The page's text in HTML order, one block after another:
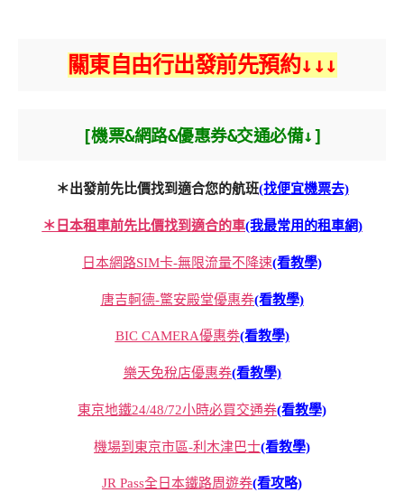
關東自由行出發前先預約↓↓↓
[機票&網路&優惠券&交通必備↓]
＊出發前先比價找到適合您的航班(找便宜機票去)
＊日本租車前先比價找到適合的車(我最常用的租車網)
日本網路SIM卡-無限流量不降速(看教學)
唐吉軻德-驚安殿堂優惠券(看教學)
BIC CAMERA優惠劵(看教學)
樂天免稅店優惠券(看教學)
東京地鐵24/48/72小時必買交通券(看教學)
機場到東京市區-利木津巴士(看教學)
JR Pass全日本鐵路周遊券(看攻略)